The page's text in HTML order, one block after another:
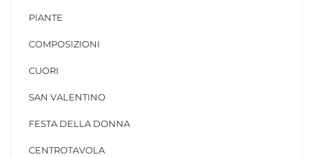
PIANTE
COMPOSIZIONI
CUORI
SAN VALENTINO
FESTA DELLA DONNA
CENTROTAVOLA